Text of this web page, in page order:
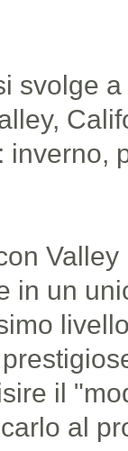
svolge
inverno,
in un
il
al